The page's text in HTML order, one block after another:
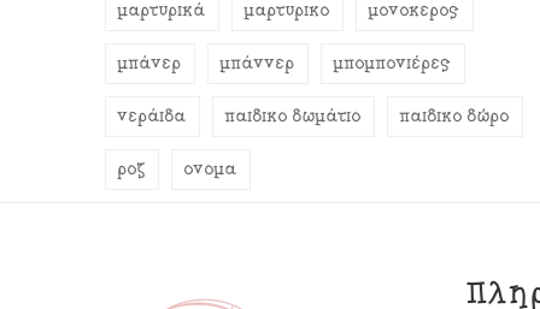
μαρτυρικά μαρτυρικό μονόκερος
μπάνερ μπάννερ μπομπονιέρες
νεράιδα παιδικό δωμάτιο παιδικό δώρο
ροζ όνομα